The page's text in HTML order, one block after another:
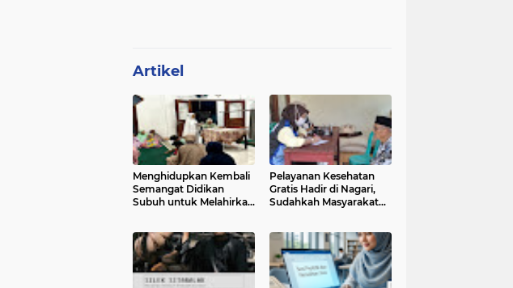
Artikel
Menghidupkan Kembali
Semangat Didikan
Subuh untuk Melahirkan
Pelayanan Kesehatan
Gratis Hadir di Nagari,
Sudahkah Masyarakat